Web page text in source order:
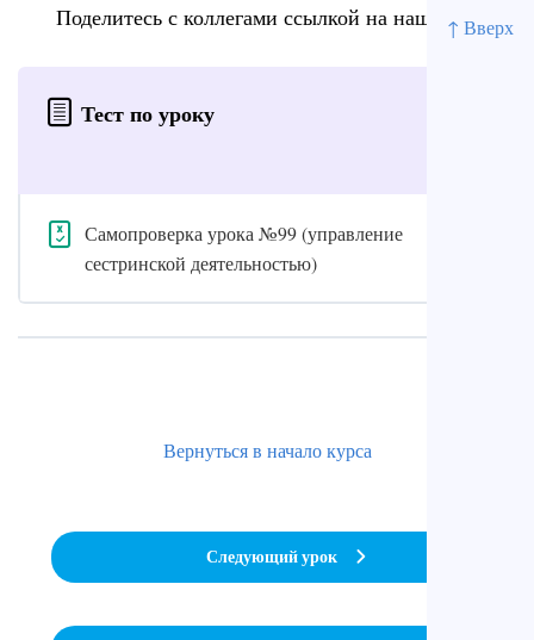
↑ Вверх
Поделитесь с коллегами ссылкой на наш сайт
Тест по уроку
Самопроверка урока №99 (управление
сестринской деятельностью)
Вернуться в начало курса
Следующий урок